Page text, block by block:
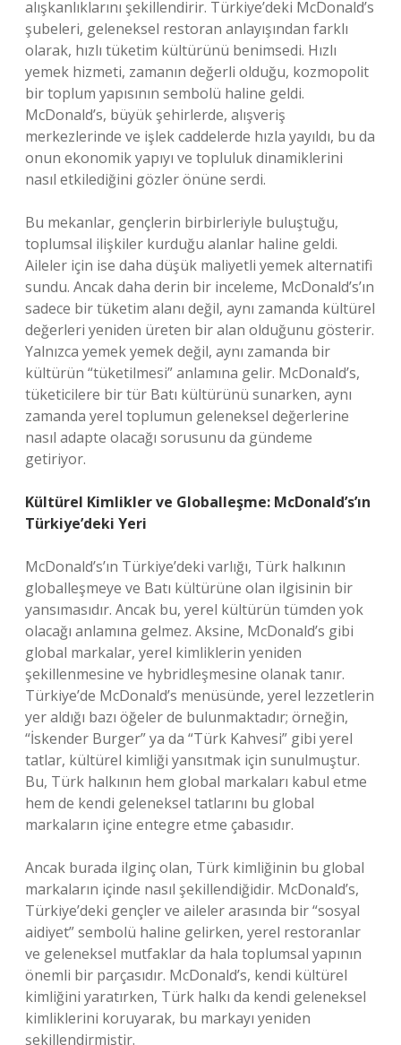
alışkanlıklarını şekillendirir. Türkiye’deki McDonald’s
şubeleri, geleneksel restoran anlayışından farklı
olarak, hızlı tüketim kültürünü benimsedi. Hızlı
yemek hizmeti, zamanın değerli olduğu, kozmopolit
bir toplum yapısının sembolü haline geldi.
McDonald’s, büyük şehirlerde, alışveriş
merkezlerinde ve işlek caddelerde hızla yayıldı, bu da
onun ekonomik yapıyı ve topluluk dinamiklerini
nasıl etkilediğini gözler önüne serdi.
Bu mekanlar, gençlerin birbirleriyle buluştuğu,
toplumsal ilişkiler kurduğu alanlar haline geldi.
Aileler için ise daha düşük maliyetli yemek alternatifi
sundu. Ancak daha derin bir inceleme, McDonald’s’ın
sadece bir tüketim alanı değil, aynı zamanda kültürel
değerleri yeniden üreten bir alan olduğunu gösterir.
Yalnızca yemek yemek değil, aynı zamanda bir
kültürün “tüketilmesi” anlamına gelir. McDonald’s,
tüketicilere bir tür Batı kültürünü sunarken, aynı
zamanda yerel toplumun geleneksel değerlerine
nasıl adapte olacağı sorusunu da gündeme
getiriyor.
Kültürel Kimlikler ve Globalleşme: McDonald’s’ın
Türkiye’deki Yeri
McDonald’s’ın Türkiye’deki varlığı, Türk halkının
globalleşmeye ve Batı kültürüne olan ilgisinin bir
yansımasıdır. Ancak bu, yerel kültürün tümden yok
olacağı anlamına gelmez. Aksine, McDonald’s gibi
global markalar, yerel kimliklerin yeniden
şekillenmesine ve hybridleşmesine olanak tanır.
Türkiye’de McDonald’s menüsünde, yerel lezzetlerin
yer aldığı bazı öğeler de bulunmaktadır; örneğin,
“İskender Burger” ya da “Türk Kahvesi” gibi yerel
tatlar, kültürel kimliği yansıtmak için sunulmuştur.
Bu, Türk halkının hem global markaları kabul etme
hem de kendi geleneksel tatlarını bu global
markaların içine entegre etme çabasıdır.
Ancak burada ilginç olan, Türk kimliğinin bu global
markaların içinde nasıl şekillendiğidir. McDonald’s,
Türkiye’deki gençler ve aileler arasında bir “sosyal
aidiyet” sembolü haline gelirken, yerel restoranlar
ve geleneksel mutfaklar da hala toplumsal yapının
önemli bir parçasıdır. McDonald’s, kendi kültürel
kimliğini yaratırken, Türk halkı da kendi geleneksel
kimliklerini koruyarak, bu markayı yeniden
şekillendirmiştir.